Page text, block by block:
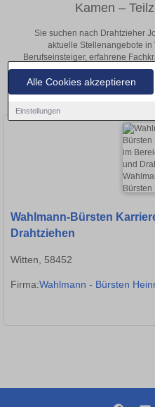
Alle Cookies akzeptieren
Einstellungen
Kamen –
Sie suchen nach Drahtzieher
aktuelle Stellenangebote in
Berufseinsteiger, erfahrene
Büro, vor Ort oder remote:
Region und bewerben Sie sich
in
Wahlmann-Bürsten
Drahtziehen
Witten, 58452
Firma:Wahlmann - Bürsten